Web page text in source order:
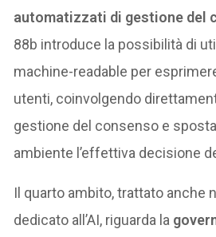
automatizzati di gestione del
88b introduce la possibilità di
machine-readable per
utenti, coinvolgendo
gestione del consenso e
ambiente l’effettiva decisione
Il quarto ambito, trattato anche
dedicato all’AI, riguarda la